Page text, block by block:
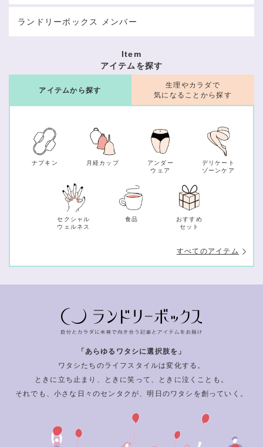
ランドリーボックス メンバー
Item
アイテムを探す
アイテムから探す
ナプキン 月経カップ
アンダー
ウェア
デリケート
ゾーンケア
セクシャル
ウェルネス
食品
おすすめ
セット
すべてのアイテム
生理やカラダで
気になることから探す
「あらゆるワタシに選択肢を」
ワタシたちのライフスタイルは変化する。
ときに立ち止まり、ときに笑って、ときに泣くことも。
それでも、小さな日々のセンタクが、明日のワタシを創っていく。